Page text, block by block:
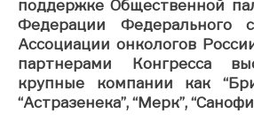
поддержке Общественной
Федерации Федерального
Ассоциации онкологов
партнерами Конгресса
крупные компании как
“Астразенека”, “Мерк”,